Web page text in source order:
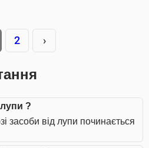
2 ›
?
засоби від лупи починається